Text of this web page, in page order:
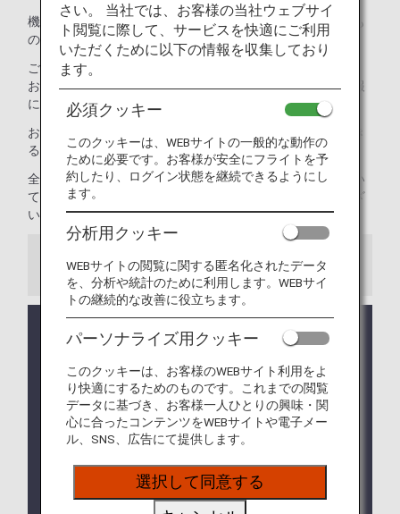
機内へのお持ち込みができないものとお預かりができないも
のについて説明させていただきます。
ご注意：一部の国・地域によっては、他にも機内持ち込み・
お預かりの制限を設けている場合があります。その他の情報
につきましては、
空港・都市の情報
をご覧ください。
お預かりまたは機内持ち込み可能かどうか不安な場合、でき
る限り早く、
お電話でANAにお問い合わせください。
全路線共通の制限についてご案内します。海外の渡航におい
て、飛行機にお持ち込み、お預かりができない手荷物がござ
います。事前にご確認ください。
ご注意
コードシェア便および他航空会社の運航便が旅程に
含まれる場合は、他社の手荷物ルール
が適用になる
場合があります。
航空機での輸送が可能であるか、出発までに確認が
取れない場合は、輸送をお断りすることがあります
ので、あらかじめご了承ください。
一部の国・地域によっては、本ページに記載してい
る手荷物以外にも 機内持ち込み・お預かりの制限
設けている場合がございます。
さい。 当社では、お客様の当社ウェブサイ
ト閲覧に際して、サービスを快適にご利用
いただくために以下の情報を収集しており
ます。
必須クッキー
このクッキーは、WEBサイトの一般的な動作の
ために必要です。お客様が安全にフライトを予
約したり、ログイン状態を継続できるようにし
ます。
分析用クッキー
WEBサイトの閲覧に関する匿名化されたデータ
を、分析や統計のために利用します。WEBサイ
トの継続的な改善に役立ちます。
パーソナライズ用クッキー
このクッキーは、お客様のWEBサイト利用をよ
り快適にするためのものです。これまでの閲覧
データに基づき、お客様一人ひとりの興味・関
心に合ったコンテンツをWEBサイトや電子メー
ル、SNS、広告にて提供します。
選択して同意する